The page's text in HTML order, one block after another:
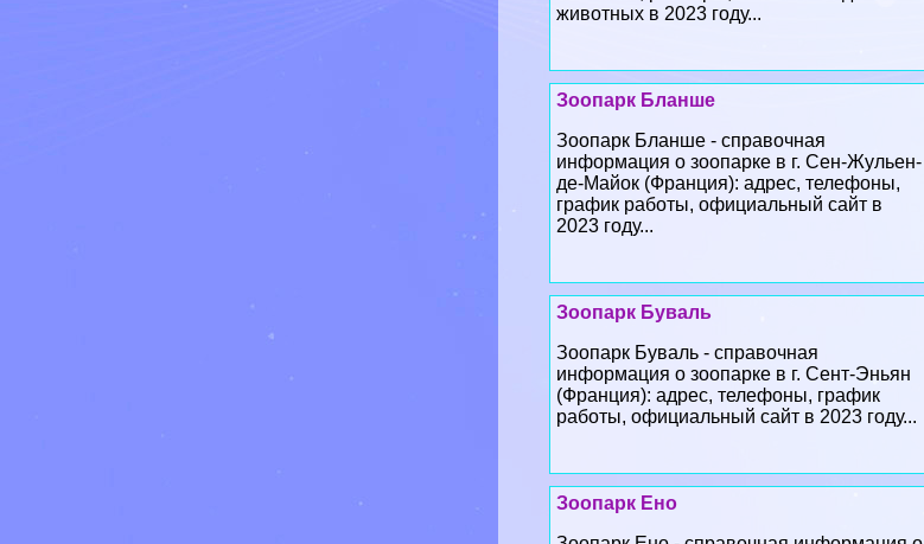
Зоопарк Бланше
информация о зоопарке в г. Сен-Жульен-
де-Майок (Франция): адрес, телефоны,
график работы, официальный сайт в
2023 году...
Зоопарк Буваль
информация о зоопарке в г. Сент-Эньян
(Франция): адрес, телефоны, график
работы, официальный сайт в 2023 году...
Зоопарк Ено
зоопарке в г. Токио (Япония): адрес,
телефоны, график работы, официальный
сайт в 2023 году...